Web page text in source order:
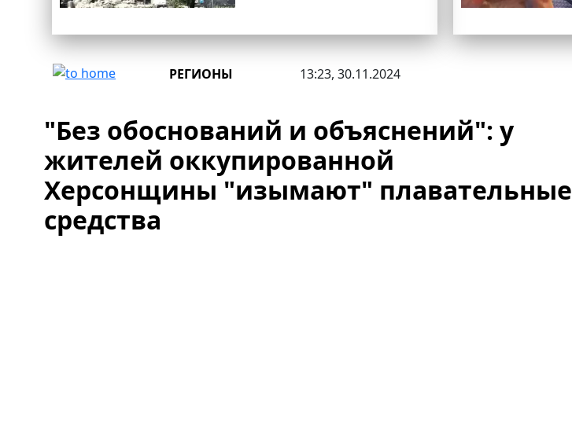
РЕГИОНЫ 13:23, 30.11.2024
"Без обоснований и объяснений": у
жителей оккупированной
Херсонщины "изымают" плавательные
средства